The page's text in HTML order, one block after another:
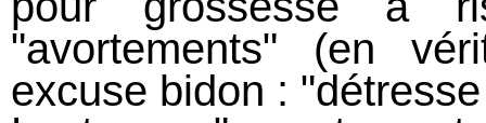
"avortements" (en
excuse bidon :